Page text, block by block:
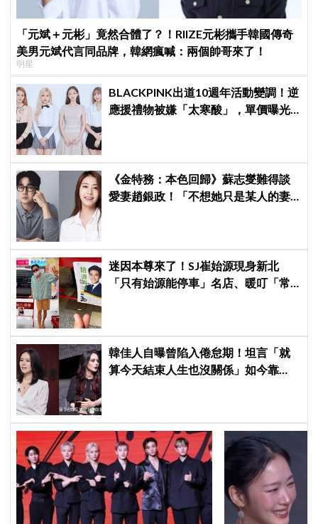
「元斌＋元彬」竟然合體了？！RIIZE元彬攜手韓國傳奇
美男元斌代言同品牌，韓網瘋喊：兩個帥哥來了！
明星
BLACKPINK出道10週年活動變調！逆
應援禮物被嫌「太寒酸」，單價曝光
《金特務：本色回歸》蘇志燮難得談
愛妻趙銀政！「不想她只是某人的妻
迷因本尊來了！SJ崔始源現身新北
「只有始源能停車」名店、暖叮「常
韓佳人自曝曾陷入倦怠期！坦言「就
算今天結束人生也沒關係」如今靠